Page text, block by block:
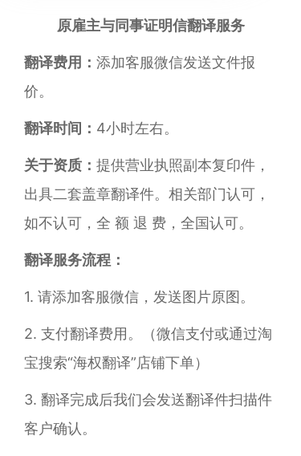
原雇主与同事证明信翻译服务
翻译费用： 添加客服微信发送文件报
价。
翻译时间： 4小时左右。
关于资质： 提供营业执照副本复印件，
出具二套盖章翻译件。相关部门认可，
如不认可，全 额 退 费，全国认可。
翻译服务流程：
1. 请添加客服微信，发送图片原图。
2. 支付翻译费用。（微信支付或通过淘
宝搜索“海权翻译”店铺下单）
3. 翻译完成后我们会发送翻译件扫描件
客户确认。